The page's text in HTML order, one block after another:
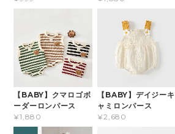
【BABY】クマロゴボ
ーダーロンパース
¥1,880
【BABY】デイジーキ
ャミロンパース
¥2,680